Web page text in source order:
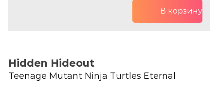
В корзину
Hidden Hideout
Teenage Mutant Ninja Turtles Eternal